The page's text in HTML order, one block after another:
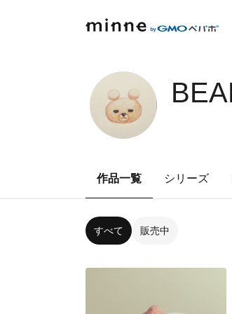
作品一覧 シリーズ
すべて 販売中